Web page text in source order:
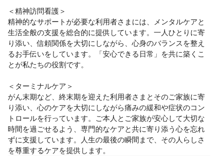
＜精神訪問看護＞
精神的なサポートが必要な利用者さまには、メンタルケアと
生活全般の支援を総合的に提供しています。一人ひとりに寄
り添い、信頼関係を大切にしながら、心身のバランスを整え
るお手伝いをしています。「安心できる日常」を共に築くこ
とが私たちの役割です。
＜ターミナルケア＞
がん末期など、終末期を迎えた利用者さまとそのご家族に寄
り添い、心のケアを大切にしながら痛みの緩和や症状のコン
トロールを行っています。ご本人とご家族が安心して大切な
時間を過ごせるよう、専門的なケアと共に寄り添う心を忘れ
ずに支援しています。人生の最後の瞬間まで、その人らしさ
を尊重するケアを提供します。